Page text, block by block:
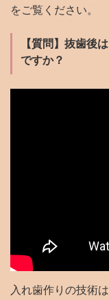
をご覧ください。
【質問】抜歯後
ですか？
入れ歯作りの技術